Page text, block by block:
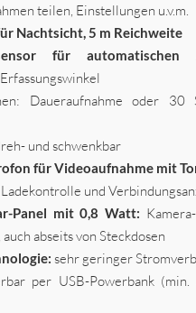
teilen, Einstellungen u.v.m.
Nachtsicht, 5 m Reichweite
für automatischen
Daueraufnahme oder 30
und schwenkbar
für Videoaufnahme mit
und
Panel mit 0,8 Watt:
abseits von Steckdosen
sehr geringer
per USB-Powerbank